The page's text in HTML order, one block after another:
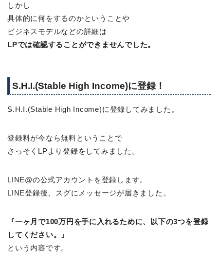
しかし
具体的に何をするのかということや
ビジネスモデルなどの詳細は
LPでは確認することができませんでした。
S.H.I.(Stable High Income)に登録！
S.H.I.(Stable High Income)に登録してみました。
登録料が今なら無料ということで
さっそくLPより登録をしてみました。
LINE@の公式アカウントを登録します。
LINE登録後、スグにメッセージが届きました。
『一ヶ月で100万円を手に入れるために、以下の3つを登録
してください。』
という内容です。